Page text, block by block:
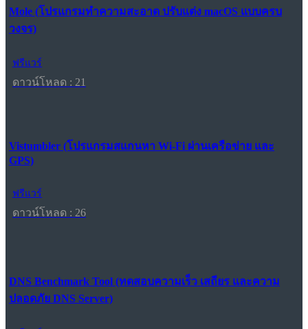
Mole (โปรแกรมทำความสะอาด ปรับแต่ง macOS แบบครบ
วงจร)
ฟรีแวร์
ดาวน์โหลด : 21
Vistumbler (โปรแกรมสแกนหา Wi-Fi ผ่านเครือข่าย และ
GPS)
ฟรีแวร์
ดาวน์โหลด : 26
DNS Benchmark Tool (ทดสอบความเร็ว เสถียร และความ
ปลอดภัย DNS Server)